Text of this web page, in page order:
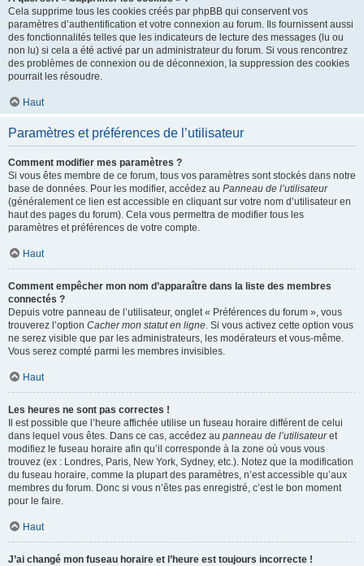
Cela supprime tous les cookies créés par phpBB qui conservent vos
paramètres d’authentification et votre connexion au forum. Ils fournissent aussi
des fonctionnalités telles que les indicateurs de lecture des messages (lu ou
non lu) si cela a été activé par un administrateur du forum. Si vous rencontrez
des problèmes de connexion ou de déconnexion, la suppression des cookies
pourrait les résoudre.
Haut
Paramètres et préférences de l’utilisateur
Comment modifier mes paramètres ?
Si vous êtes membre de ce forum, tous vos paramètres sont stockés dans notre
base de données. Pour les modifier, accédez au Panneau de l’utilisateur
(généralement ce lien est accessible en cliquant sur votre nom d’utilisateur en
haut des pages du forum). Cela vous permettra de modifier tous les
paramètres et préférences de votre compte.
Haut
Comment empêcher mon nom d’apparaître dans la liste des membres
connectés ?
Depuis votre panneau de l’utilisateur, onglet « Préférences du forum », vous
trouverez l’option Cacher mon statut en ligne. Si vous activez cette option vous
ne serez visible que par les administrateurs, les modérateurs et vous-même.
Vous serez compté parmi les membres invisibles.
Haut
Les heures ne sont pas correctes !
Il est possible que l’heure affichée utilise un fuseau horaire différent de celui
dans lequel vous êtes. Dans ce cas, accédez au panneau de l’utilisateuret
modifiez le fuseau horaire afin qu’il corresponde à la zone où vous vous
trouvez (ex : Londres, Paris, New York, Sydney, etc.). Notez que la modification
du fuseau horaire, comme la plupart des paramètres, n’est accessible qu’aux
membres du forum. Donc si vous n’êtes pas enregistré, c’est le bon moment
pour le faire.
Haut
J’ai changé mon fuseau horaire et l’heure est toujours incorrecte !